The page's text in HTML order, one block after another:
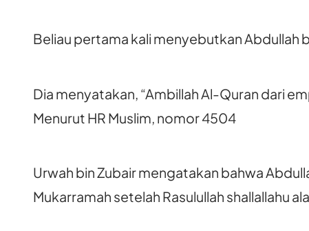
Beliau pertama kali menyebutkan Abdullah
Dia menyatakan, “Ambillah Al-Quran dari
Menurut HR Muslim, nomor 4504
Urwah bin Zubair mengatakan bahwa
Mukarramah setelah Rasulullah shallallahu